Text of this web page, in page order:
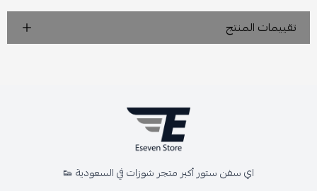
تقييمات المنتج
اي سفن ستور أكبر متجر شوزات في السعودية 👟